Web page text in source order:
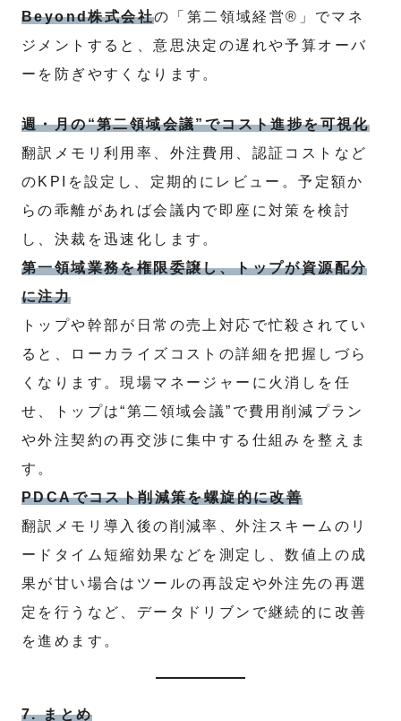
Beyond株式会社の「第二領域経営®」でマネ
ジメントすると、意思決定の遅れや予算オーバ
ーを防ぎやすくなります。
週・月の“第二領域会議”でコスト進捗を可視化
翻訳メモリ利用率、外注費用、認証コストなど
のKPIを設定し、定期的にレビュー。予定額か
らの乖離があれば会議内で即座に対策を検討
し、決裁を迅速化します。
第一領域業務を権限委譲し、トップが資源配分
に注力
トップや幹部が日常の売上対応で忙殺されてい
ると、ローカライズコストの詳細を把握しづら
くなります。現場マネージャーに火消しを任
せ、トップは“第二領域会議”で費用削減プラン
や外注契約の再交渉に集中する仕組みを整えま
す。
PDCAでコスト削減策を螺旋的に改善
翻訳メモリ導入後の削減率、外注スキームのリ
ードタイム短縮効果などを測定し、数値上の成
果が甘い場合はツールの再設定や外注先の再選
定を行うなど、データドリブンで継続的に改善
を進めます。
7. まとめ